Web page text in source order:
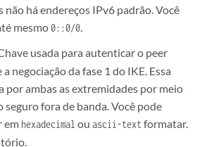
não há endereços IPv6 padrão. Você
mesmo0::0/0.
usada para autenticar o peer
negociação da fase 1 do IKE. Essa
por ambas as extremidades por meio
seguro fora de banda. Você pode
em hexadecimal ouascii-textformatar.